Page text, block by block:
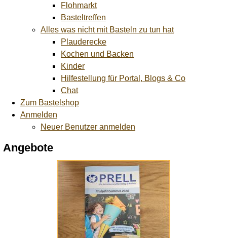
Flohmarkt
Basteltreffen
Alles was nicht mit Basteln zu tun hat
Plauderecke
Kochen und Backen
Kinder
Hilfestellung für Portal, Blogs & Co
Chat
Zum Bastelshop
Anmelden
Neuer Benutzer anmelden
Angebote